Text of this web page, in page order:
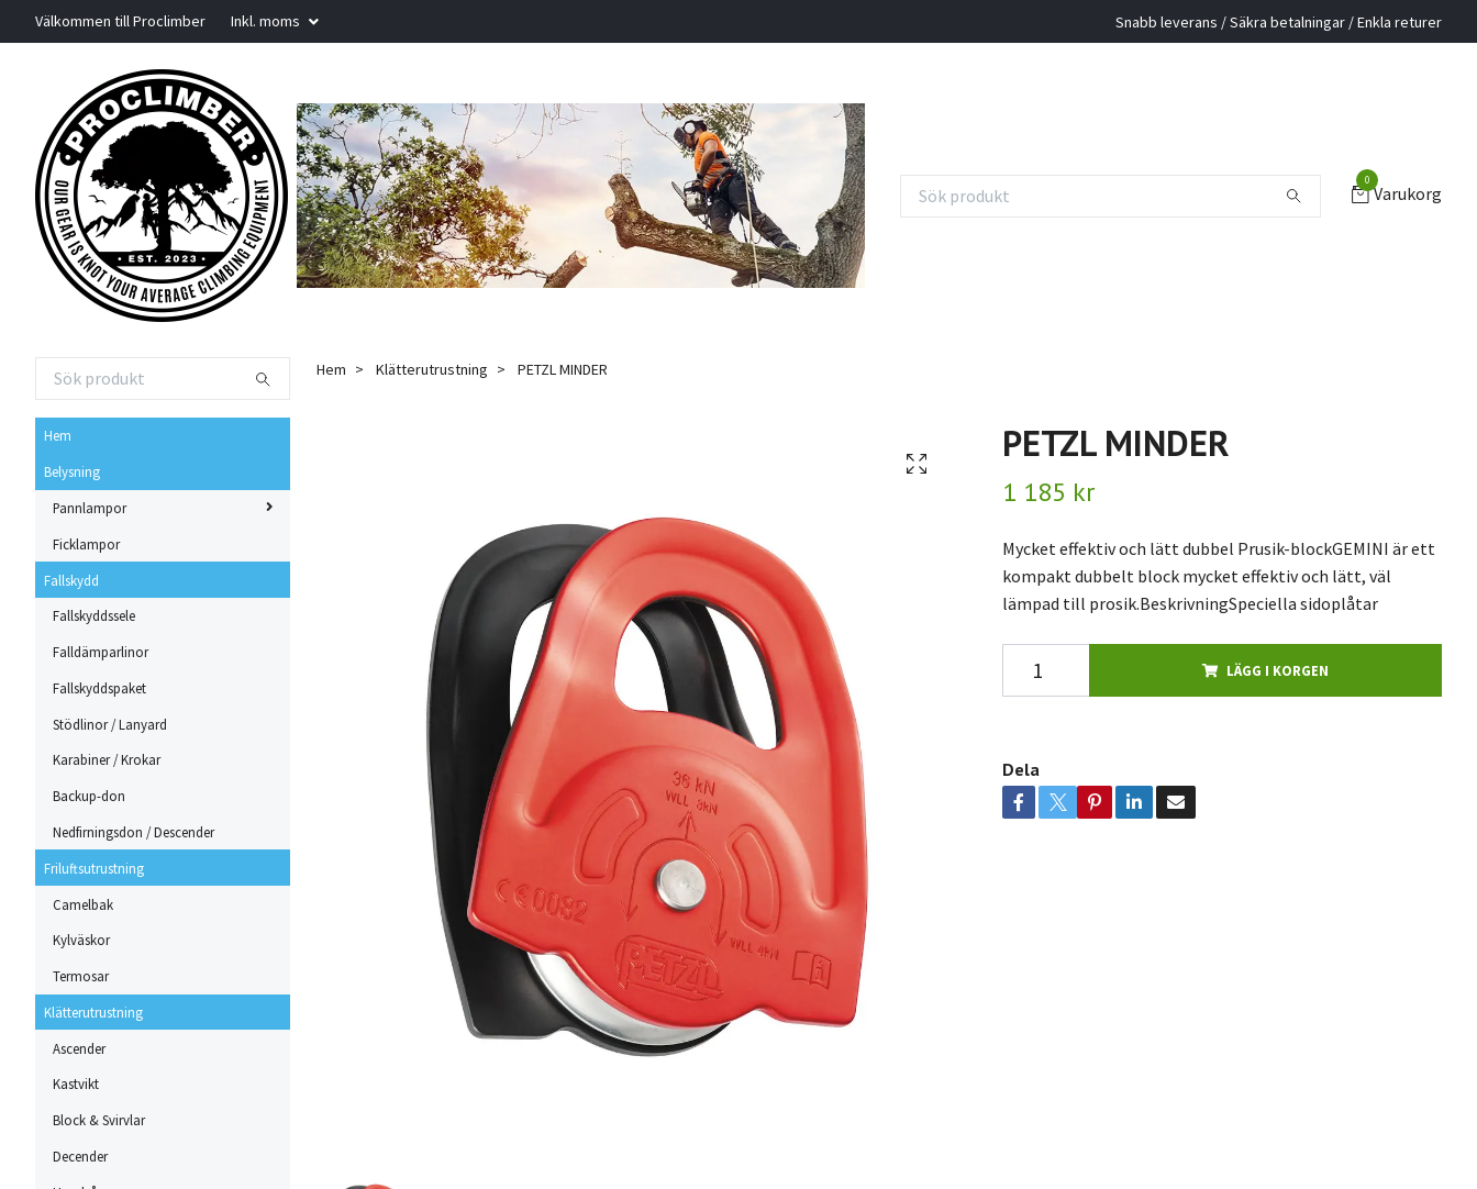
Välkommen till Proclimber Inkl. moms Snabb leverans / Säkra betalningar / Enkla returer
0
Varukorg
Hem
Belysning
Pannlampor
Ficklampor
Fallskydd
Fallskyddssele
Falldämparlinor
Fallskyddspaket
Stödlinor / Lanyard
Karabiner / Krokar
Backup-don
Nedfirningsdon / Descender
Friluftsutrustning
Camelbak
Kylväskor
Termosar
Klätterutrustning
Ascender
Kastvikt
Block & Svirvlar
Decender
Hem Klätterutrustning PETZL MINDER
PETZL MINDER
1 185 kr
Mycket effektiv och lätt dubbel Prusik-blockGEMINI är ett
kompakt dubbelt block mycket effektiv och lätt, väl
lämpad till prosik.BeskrivningSpeciella sidoplåtar
LÄGG I KORGEN
Dela